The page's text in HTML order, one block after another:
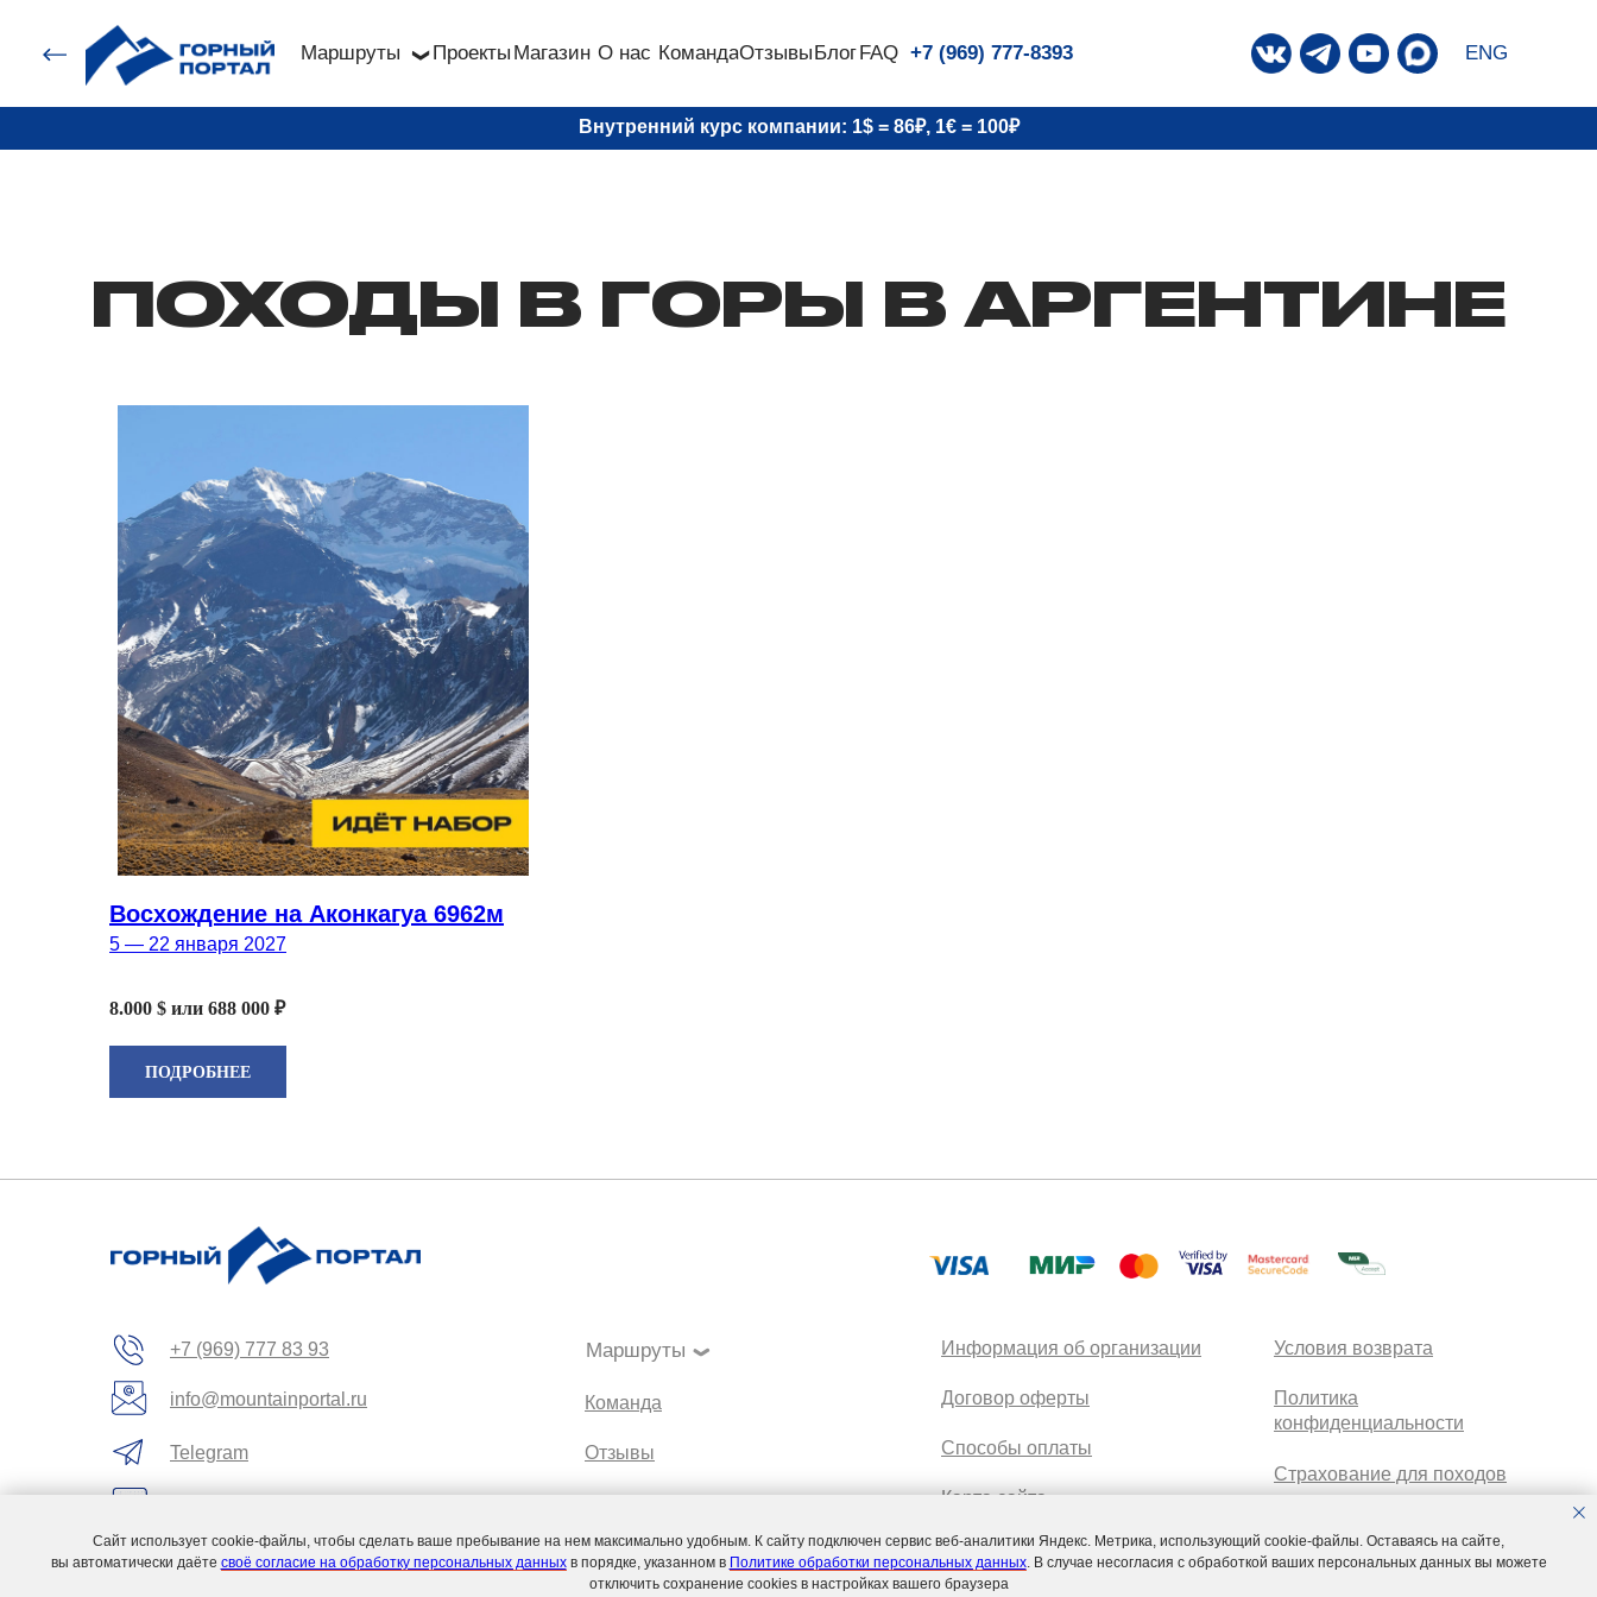
ENG
Маршруты ❯ Проекты Магазин О нас КомандаОтзывыБлогFAQ +7 (969) 777-8393
Внутренний курс компании: 1$ = 86₽, 1€ = 100₽
ПОХОДЫ В ГОРЫ В АРГЕНТИНЕ
Восхождение на Аконкагуа 6962м
5 — 22 января 2027
8.000 $ или 688 000 ₽
ПОДРОБНЕЕ
info@mountainportal.ru
Политика
конфиденциальности
Договор оферты
Способы оплаты
Условия возврата
Информация об организации
+7 (969) 777 83 93
Telegram
YouTube
Карта сайта
Партнеры
Магазин
Команда
Отзывы
Страхование для походов
для сотрудников
Маршруты ❯
Сайт использует cookie-файлы, чтобы сделать ваше пребывание на нем максимально удобным. К cайту подключен сервис веб-аналитики Яндекс. Метрика, использующий cookie-файлы. Оставаясь на сайте,
вы автоматически даёте своё согласие на обработку персональных данныхв порядке, указанном в Политике обработки персональных данных. В случае несогласия с обработкой ваших персональных данных вы можете
отключить сохранение cookies в настройках вашего браузера